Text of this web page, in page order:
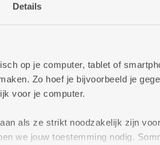
Details
op je computer, tablet of
Zo hoef je bijvoorbeeld je
voor je computer.
als ze strikt noodzakelijk zijn
we jouw toestemming nodig.